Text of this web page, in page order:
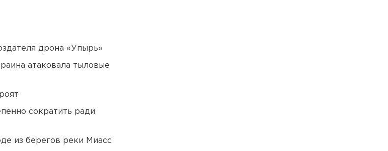
дрона «Упырь»
атаковала тыловые
сократить ради
из берегов реки Миасс